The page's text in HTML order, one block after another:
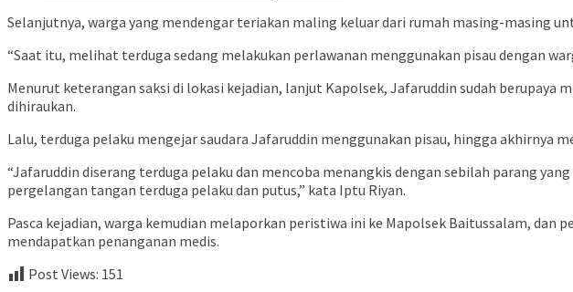
Selanjutnya, warga yang mendengar teriakan maling keluar dari rumah masing-masing
“Saat itu, melihat terduga sedang melakukan perlawanan menggunakan pisau dengan
Menurut keterangan saksi di lokasi kejadian, lanjut Kapolsek, Jafaruddin sudah
dihiraukan.
Lalu, terduga pelaku mengejar saudara Jafaruddin menggunakan pisau, hingga akhirnya
“Jafaruddin diserang terduga pelaku dan mencoba menangkis dengan sebilah parang
pergelangan tangan terduga pelaku dan putus,” kata Iptu Riyan.
Pasca kejadian, warga kemudian melaporkan peristiwa ini ke Mapolsek Baitussalam,
mendapatkan penanganan medis.
Post Views: 151